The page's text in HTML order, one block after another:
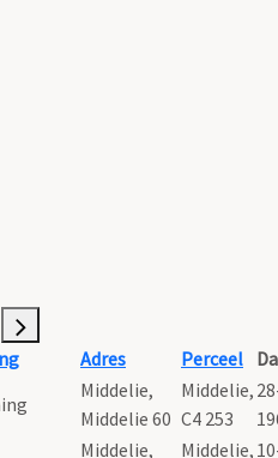
Adres Perceel
Middelie,
Middelie 60
Middelie,
C4 253
Middelie,
Middelie,